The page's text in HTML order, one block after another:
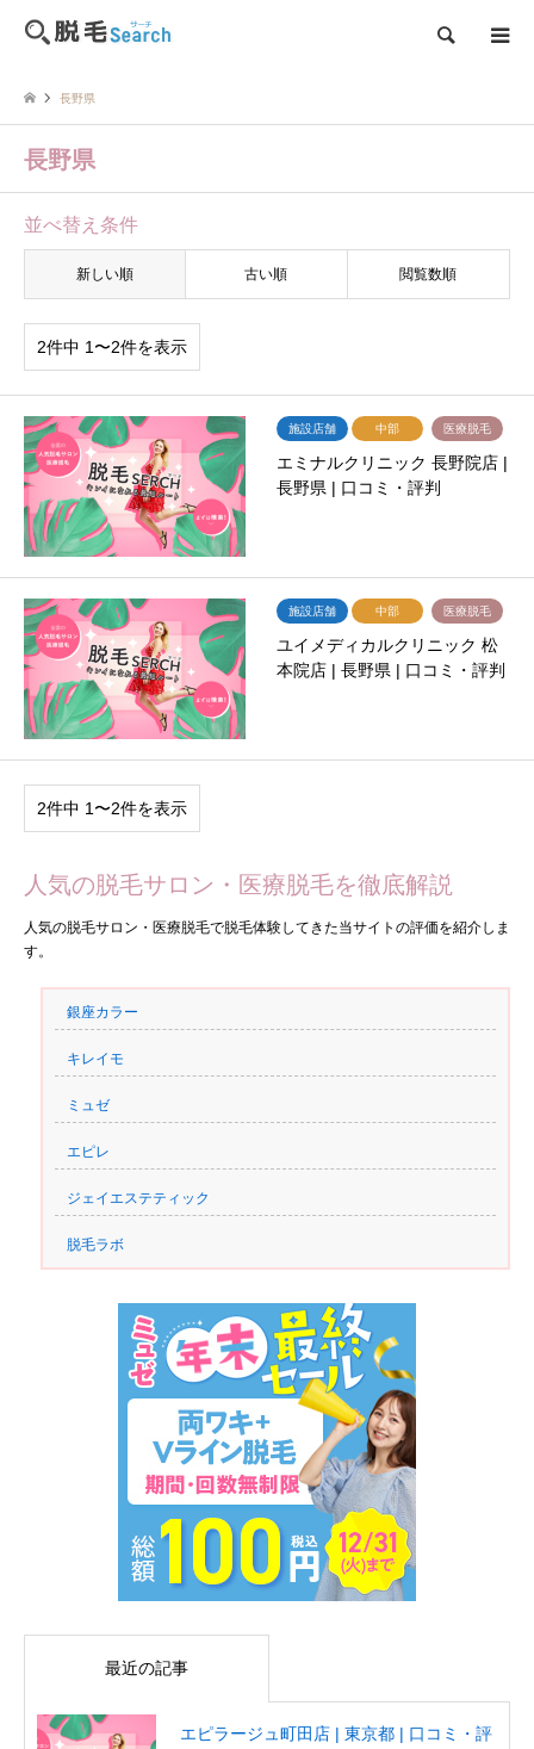
検索
長野県
長野県
並べ替え条件
新しい順 古い順 閲覧数順
2件中 1〜2件を表示
施設店舗 中部 医療脱毛
エミナルクリニック 長野院店 |
長野県 | 口コミ・評判
施設店舗 中部 医療脱毛
ユイメディカルクリニック 松
本院店 | 長野県 | 口コミ・評判
2件中 1〜2件を表示
人気の脱毛サロン・医療脱毛を徹底解説
人気の脱毛サロン・医療脱毛で脱毛体験してきた当サイトの評価を紹介しま
す。
銀座カラー
キレイモ
ミュゼ
エピレ
ジェイエステティック
脱毛ラボ
最近の記事
エピラージュ町田店 | 東京都 | 口コミ・評